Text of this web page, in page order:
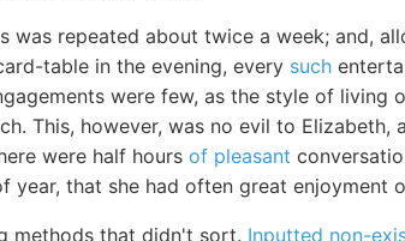
was repeated about twice a week; and,
table in the evening, every such
were few, as the style of living
This, however, was no evil to Elizabeth,
were half hours of pleasant
year, that she had often great enjoyment
methods that didn't sort. Inputted non-